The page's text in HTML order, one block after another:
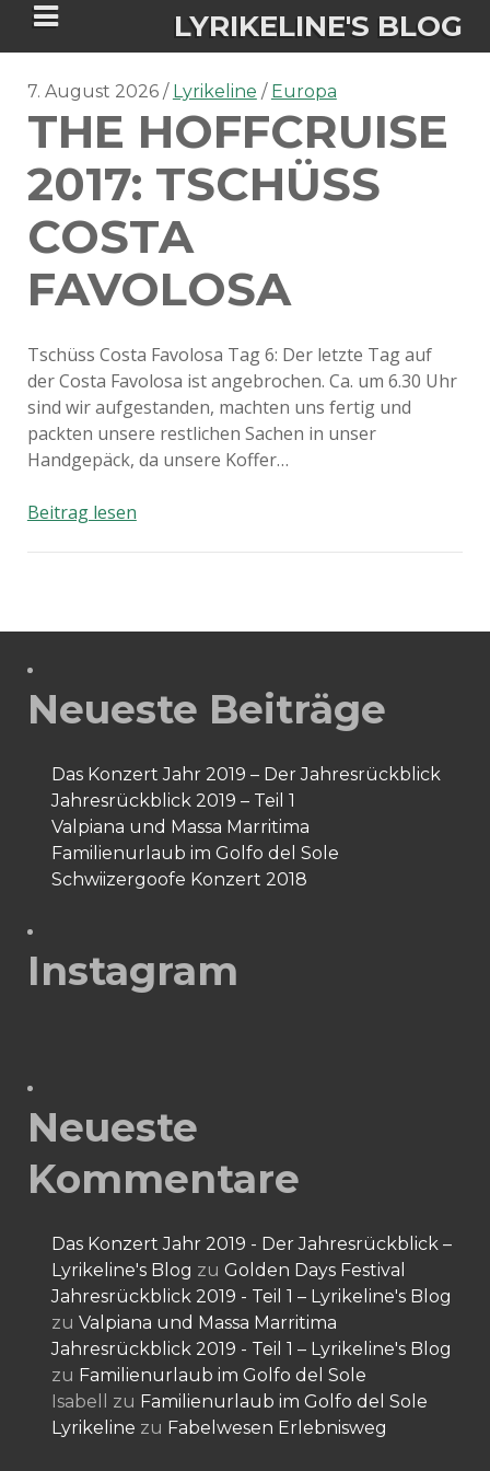
LYRIKELINE'S BLOG
Tania Morgan's Blog über alles, was
sie im Leben bewegt.
ÜBER DIE AUTORIN
IGASHO UND CHIMALIS KAYA
NIEMALS FÜR IMMER (ROMAN)
NIGHTMARES
BÜCHERSHOPS
DATENSCHUTZERKLÄRUNG
IMPRESSUM
7. August 2026 Lyrikeline Europa
THE HOFFCRUISE
2017: TSCHÜSS
COSTA
FAVOLOSA
Tschüss Costa Favolosa Tag 6: Der letzte Tag auf
der Costa Favolosa ist angebrochen. Ca. um 6.30 Uhr
sind wir aufgestanden, machten uns fertig und
packten unsere restlichen Sachen in unser
Handgepäck, da unsere Koffer…
Beitrag lesenThe
Neueste Beiträge
Das Konzert Jahr 2019 – Der Jahresrückblick
Jahresrückblick 2019 – Teil 1
Valpiana und Massa Marritima
Familienurlaub im Golfo del Sole
Schwiizergoofe Konzert 2018
Instagram
Neueste
Kommentare
Das Konzert Jahr 2019 - Der Jahresrückblick –
Lyrikeline's Blog zu Golden Days Festival
Jahresrückblick 2019 - Teil 1 – Lyrikeline's Blog
zu Valpiana und Massa Marritima
Jahresrückblick 2019 - Teil 1 – Lyrikeline's Blog
zu Familienurlaub im Golfo del Sole
Isabell
zu Familienurlaub im Golfo del Sole
Lyrikeline zu Fabelwesen Erlebnisweg